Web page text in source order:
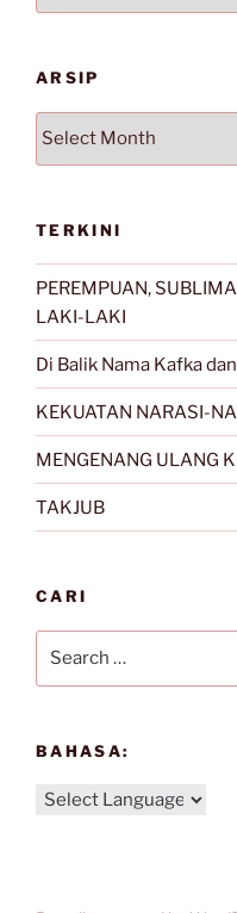
ARSIP
Arsip
TERKINI
PEREMPUAN,
LAKI-LAKI
Di Balik Nama Kafka
KEKUATAN NARASI-
MENGENANG ULANG
TAKJUB
CARI
BAHASA: